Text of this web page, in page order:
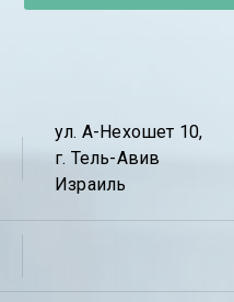
ул. А-Нехошет 10,
г. Тель-Авив
Израиль